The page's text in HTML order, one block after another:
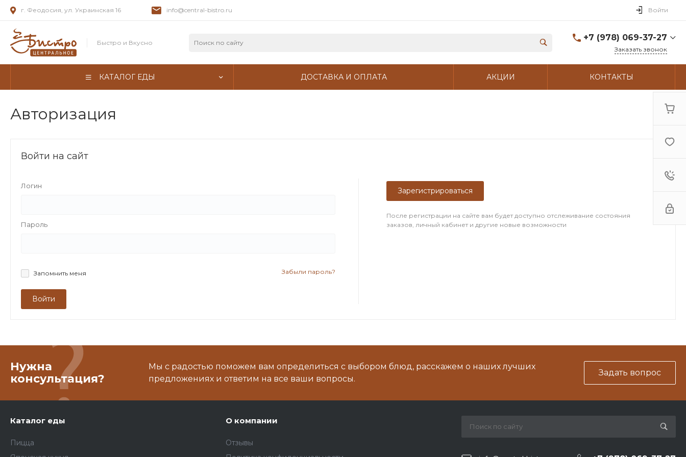
г. Феодосия, ул. Украинская 16 info@central-bistro.ru Войти
Быстро и Вкусно
+7 (978) 069-37-27
г. Феодосия, ул.
Заказать звонок
КАТАЛОГ ЕДЫ ДОСТАВКА И ОПЛАТА АКЦИИ КОНТАКТЫ
Авторизация
Войти на сайт
Логин
Пароль
Запомнить меня Забыли пароль?
Войти
Зарегистрироваться
После регистрации на сайте вам будет доступно отслеживание состояния
заказов, личный кабинет и другие новые возможности
Нужна
консультация?
Мы с радостью поможем вам определиться с выбором блюд, расскажем о наших лучших
предложениях и ответим на все ваши вопросы.
Задать вопрос
Каталог еды
Пицца
О компании
Отзывы